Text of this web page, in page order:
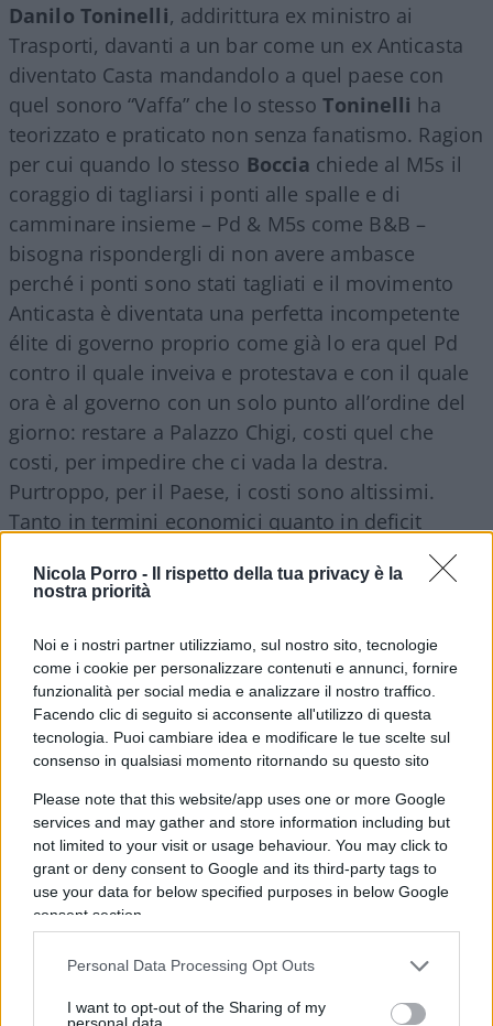
Nicola Porro -
Il rispetto della tua privacy è la
nostra priorità
Noi e i nostri partner utilizziamo, sul nostro sito, tecnologie
come i cookie per personalizzare contenuti e annunci, fornire
funzionalità per social media e analizzare il nostro traffico.
Facendo clic di seguito si acconsente all'utilizzo di questa
tecnologia. Puoi cambiare idea e modificare le tue scelte sul
consenso in qualsiasi momento ritornando su questo sito
Please note that this website/app uses one or more Google
services and may gather and store information including but
not limited to your visit or usage behaviour. You may click to
grant or deny consent to Google and its third-party tags to
use your data for below specified purposes in below Google
consent section.
Personal Data Processing Opt Outs
I want to opt-out of the Sharing of my
personal data.
Danilo Toninelli, addirittura ex ministro ai
Trasporti, davanti a un bar come un ex Anticasta
diventato Casta mandandolo a quel paese con
quel sonoro “Vaffa” che lo stessoToninelli ha
teorizzato e praticato non senza fanatismo. Ragion
per cui quando lo stesso Boccia chiede al M5s il
coraggio di tagliarsi i ponti alle spalle e di
camminare insieme – Pd & M5s come B&B –
bisogna rispondergli di non avere ambasce
perché i ponti sono stati tagliati e il movimento
Anticasta è diventata una perfetta incompetente
élite di governo proprio come già lo era quel Pd
contro il quale inveiva e protestava e con il quale
ora è al governo con un solo punto all’ordine del
giorno: restare a Palazzo Chigi, costi quel che
costi, per impedire che ci vada la destra.
Purtroppo, per il Paese, i costi sono altissimi.
Tanto in termini economici quanto in deficit
vent’anni è questo: “Al lupo, al lupo!”. Per la
sinistra il compito che ha la destra è quello di far
risaltare la bellezza della sinistra. In Italia non si è
affermata la democrazia dell’alternanza perché la
sinistra ha sempre sistematicamente demonizzato
l’avversario trasformandolo in un pericolo per la
civiltà. La eliminazione per via giudiziaria diSilvio
Berlusconinon è un incidente di percorso ma la
conclusione di un percorso preciso che nacque
proprio mettendo da subito nel mirino della
un miracolo che, dopo essere passati davanti a un
tale “plotone di esecuzione”, siaBerlusconisia